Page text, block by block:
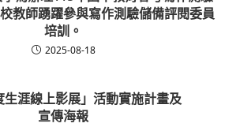
教師踴躍參與寫作測驗儲備評閱委員
培訓。
2025-08-18
生涯線上影展」活動實施計畫及
宣傳海報